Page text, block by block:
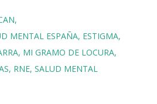
MENTAL ESPAÑA ESTIGMA
MI GRAMO DE LOCURA
RNE SALUD MENTAL